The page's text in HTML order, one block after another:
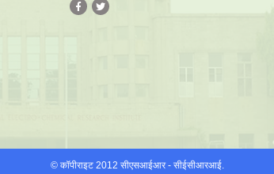
© कॉपीराइट 2012 सीएसआईआर - सीईसीआरआई.